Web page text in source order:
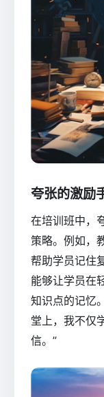
夸张的激励
在培训班中，
策略。例如，
帮助学员记住
能够让学员在
知识点的记忆
堂上，我不仅
信。”